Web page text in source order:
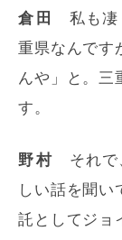
倉田
私も凄
重県なんです
んや」と。三
す。
野村 それで
しい話を聞い
託としてジョ